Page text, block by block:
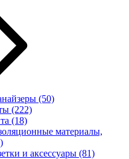
(50)
(222)
(18)
материалы,
и аксессуары (81)